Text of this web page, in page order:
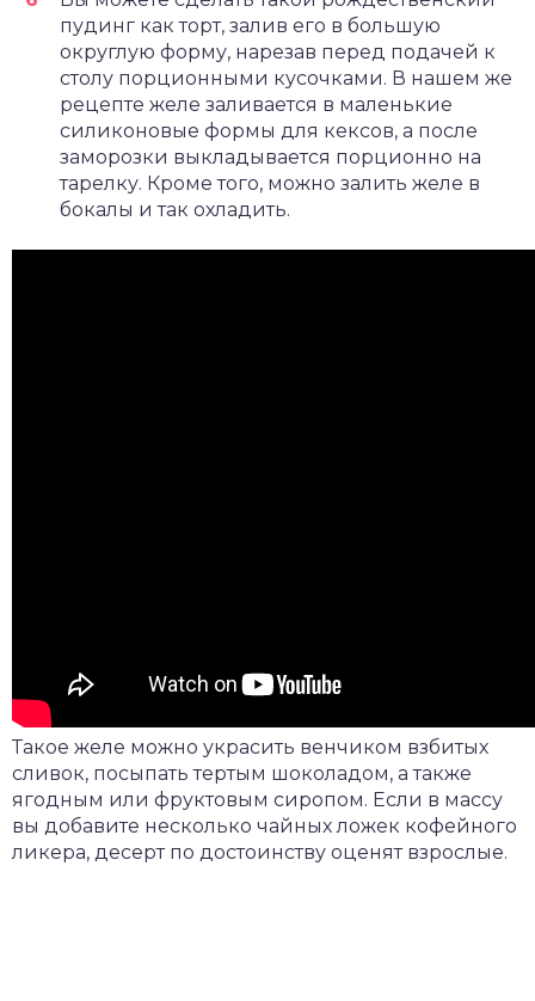
пудинг как торт, залив его в большую
округлую форму, нарезав перед подачей к
столу порционными кусочками. В нашем же
рецепте желе заливается в маленькие
силиконовые формы для кексов, а после
заморозки выкладывается порционно на
тарелку. Кроме того, можно залить желе в
бокалы и так охладить.
Такое желе можно украсить венчиком взбитых
сливок, посыпать тертым шоколадом, а также
ягодным или фруктовым сиропом. Если в массу
вы добавите несколько чайных ложек кофейного
ликера, десерт по достоинству оценят взрослые.